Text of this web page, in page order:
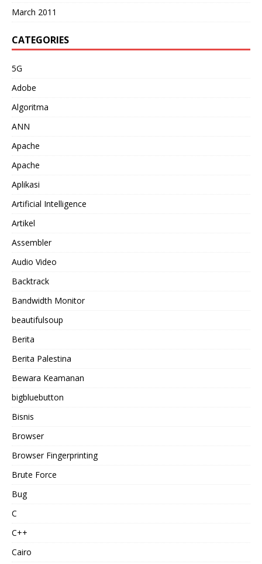
March 2011
CATEGORIES
5G
Adobe
Algoritma
ANN
Apache
Apache
Aplikasi
Artificial Intelligence
Artikel
Assembler
Audio Video
Backtrack
Bandwidth Monitor
beautifulsoup
Berita
Berita Palestina
Bewara Keamanan
bigbluebutton
Bisnis
Browser
Browser Fingerprinting
Brute Force
Bug
C
C++
Cairo